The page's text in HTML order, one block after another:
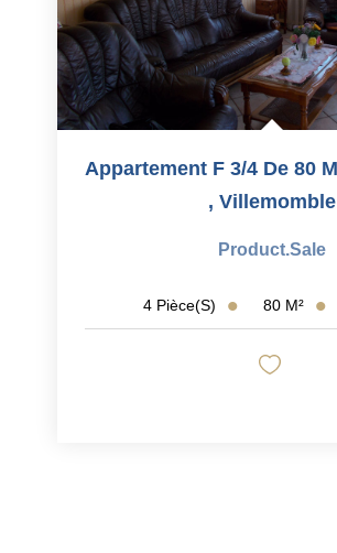
,Villemomble
Product.sale
4 Pièce(s) 80 M²